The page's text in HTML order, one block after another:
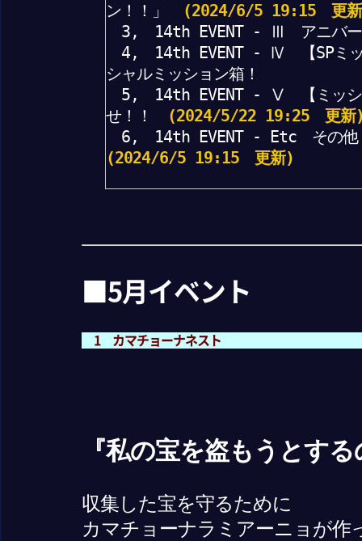
ン！！」
(2024/6/5 19:15 更
3, 14th EVENT - Ⅲ アニバーサ
4, 14th EVENT - Ⅳ 【SPミッシ
シャルミッション箱！
5, 14th EVENT - Ⅴ 【ミッショ
せ！！
(2024/5/22 19:25 更新
6, 14th EVENT - Etc その他
(2024/6/5 19:15 更新)
■5月イベント
1 カマチョーナネスト
『私の宝を盗もうとす
収集した宝を守るために
カマチョーナラミアーニョが作